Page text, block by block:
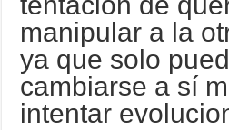
manipular a la
ya que solo
cambiarse a sí
intentar